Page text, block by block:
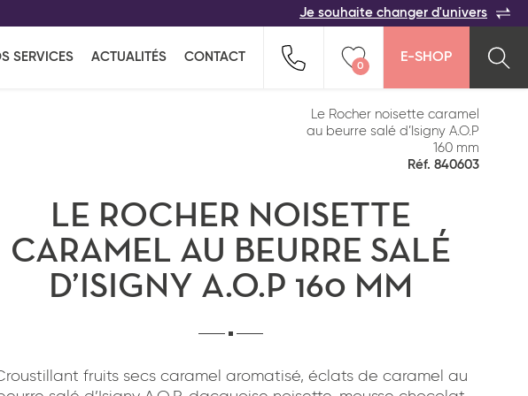
Je souhaite changer d'univers
SERVICES ACTUALITÉS CONTACT
0
E-SHOP
EFFACER TOUTES LES FAMILLES
Indiquez-nous vos coordonnées pour être
rappelé(e) au plus vite par un commercial :
Une solution pour ne rien oublier !
Vider ma liste
Le Rocher noisette caramel
au beurre salé d’Isigny A.O.P
160 mm
Réf. 840603
LE ROCHER NOISETTE
CARAMEL AU BEURRE SALÉ
D’ISIGNY A.O.P 160 MM
fruits secs caramel aromatisé, éclats de caramel au